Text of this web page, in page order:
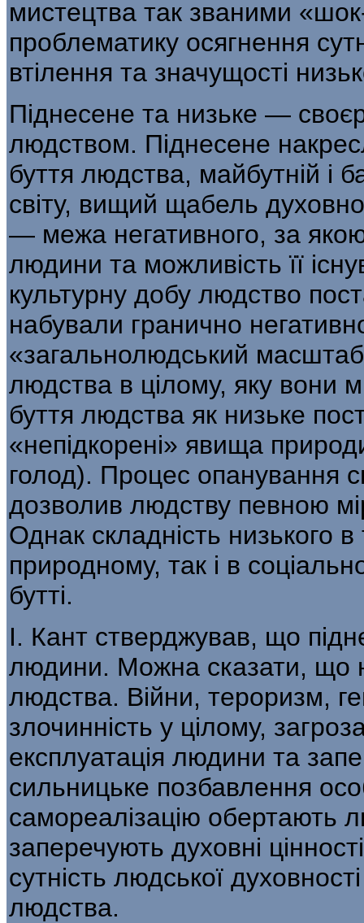
мистецтва так званими
проблематику осягнення
втілення та значущості
Піднесене та низьке —
люд­ством. Піднесене
буття людства, майбутній і
світу, вищий щабель
— межа негативного, за
людини та можливість її
культурну добу людство
набували гранично
«за­гальнолюдський
людства в цілому, яку вони
буття людства як низьке
«непідкорені» явища
голод). Процес опанування
дозволив людству певною
Однак складність низького
природному, так і в
бутті.
І. Кант стверджував, що
людини. Мож­на сказати, що
людства. Війни, тероризм,
злочинність у цілому,
експлуатація людини та
сильницьке позбавлення
самореалізацію оберта­ють
заперечують духовні
сутність людської
людства.